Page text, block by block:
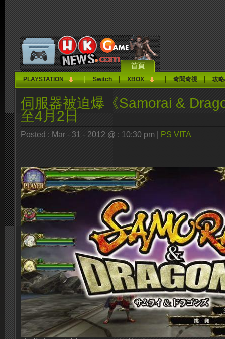
首頁
PLAYSTATION Switch XBOX 奇聞奇視 攻
伺服器被迫爆《Samorai &
至4月2日
Posted : Mar - 31 - 2012 @ : 10:30 pm | PS VITA